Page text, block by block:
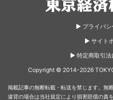
▶︎ プライバシ
▶︎ サイト
▶︎ 特定商取引法
Copyright © 2014-2026
掲載記事の無断転載・転送を禁じます。無
違背の場合は当社規定により損害賠償の責